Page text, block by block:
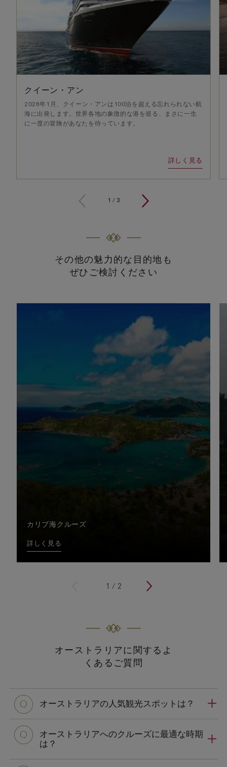
クイーン・アン
2026年1月、クイーン・アンは100泊を超える忘れられない航
海に出発します。世界各地の象徴的な港を巡る、まさに一生
に一度の冒険があなたを待っています。
詳しく見る
1 / 3
その他の魅力的な目的地も
ぜひご検討ください
カリブ海クルーズ
詳しく見る
1 / 2 >
オーストラリアに関するよ
くあるご質問
オーストラリアの人気観光スポットは？
オーストラリアへのクルーズに最適な時期
は？